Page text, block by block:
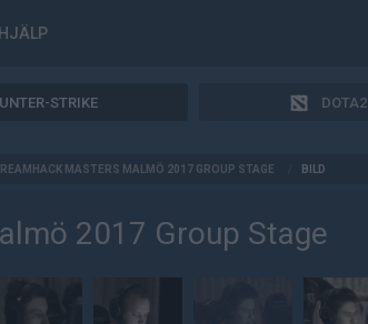
HJÄLP
STRIKE DOTA2
MASTERS MALMÖ 2017 GROUP STAGE BILD
2017 Group Stage